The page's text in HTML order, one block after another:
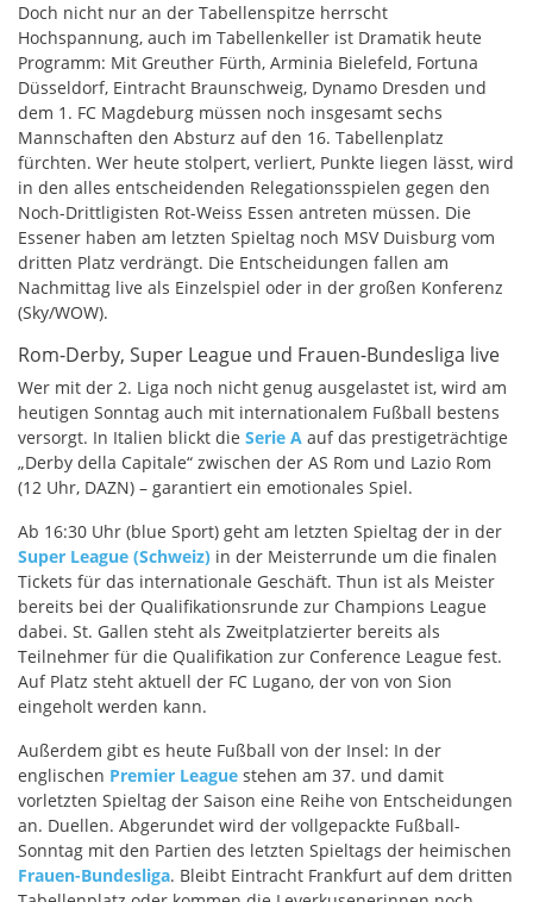
Doch nicht nur an der Tabellenspitze herrscht
Hochspannung, auch im Tabellenkeller ist Dramatik heute
Programm: Mit Greuther Fürth, Arminia Bielefeld, Fortuna
Düsseldorf, Eintracht Braunschweig, Dynamo Dresden und
dem 1. FC Magdeburg müssen noch insgesamt sechs
Mannschaften den Absturz auf den 16. Tabellenplatz
fürchten. Wer heute stolpert, verliert, Punkte liegen lässt, wird
in den alles entscheidenden Relegationsspielen gegen den
Noch-Drittligisten Rot-Weiss Essen antreten müssen. Die
Essener haben am letzten Spieltag noch MSV Duisburg vom
dritten Platz verdrängt. Die Entscheidungen fallen am
Nachmittag live als Einzelspiel oder in der großen Konferenz
(Sky/WOW).
Rom-Derby, Super League und Frauen-Bundesliga live
Wer mit der 2. Liga noch nicht genug ausgelastet ist, wird am
heutigen Sonntag auch mit internationalem Fußball bestens
versorgt. In Italien blickt die Serie A auf das prestigeträchtige
„Derby della Capitale“ zwischen der AS Rom und Lazio Rom
(12 Uhr, DAZN) – garantiert ein emotionales Spiel.
Ab 16:30 Uhr (blue Sport) geht am letzten Spieltag der in der
Super League (Schweiz) in der Meisterrunde um die finalen
Tickets für das internationale Geschäft. Thun ist als Meister
bereits bei der Qualifikationsrunde zur Champions League
dabei. St. Gallen steht als Zweitplatzierter bereits als
Teilnehmer für die Qualifikation zur Conference League fest.
Auf Platz steht aktuell der FC Lugano, der von von Sion
eingeholt werden kann.
Außerdem gibt es heute Fußball von der Insel: In der
englischen Premier League stehen am 37. und damit
vorletzten Spieltag der Saison eine Reihe von Entscheidungen
an. Duellen. Abgerundet wird der vollgepackte Fußball-
Sonntag mit den Partien des letzten Spieltags der heimischen
Frauen-Bundesliga. Bleibt Eintracht Frankfurt auf dem dritten